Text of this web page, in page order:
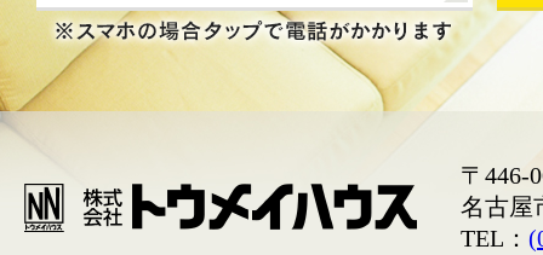
〒446-
名古屋
TEL：